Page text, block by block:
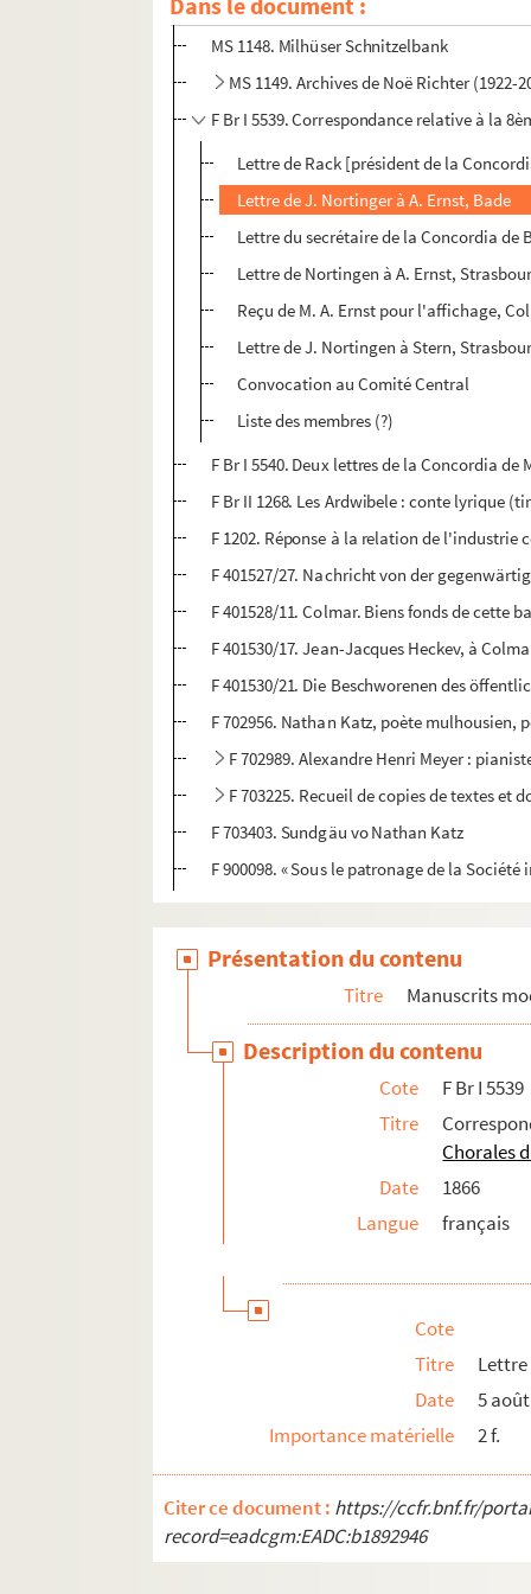
MS 1141-1147. Ida Schwartz : partitions
MS 1148. Milhüser Schnitzelbank
MS 1149. Archives de Noë Richter
F Br I 5539. Correspondance relative à la
Lettre de Rack [président de la
Lettre de J. Nortinger à A. Ernst, Bade
Lettre du secrétaire de la Concordia de
Lettre de Nortingen à A. Ernst,
Reçu de M. A. Ernst pour l'affichage,
Lettre de J. Nortingen à Stern,
Convocation au Comité Central
Liste des membres (?)
F Br I 5540. Deux lettres de la Concordia de
F Br II 1268. Les Ardwibele : conte lyrique
F 1202. Réponse à la relation de l'industrie
F 401527/27. Nachricht von der
F 401528/11. Colmar. Biens fonds de cette
F 401530/17. Jean-Jacques Heckev, à
F 401530/21. Die Beschworenen des
F 702956. Nathan Katz, poète mulhousien,
F 702989. Alexandre Henri Meyer :
F 703225. Recueil de copies de textes et
F 703403. Sundgäu vo Nathan Katz
F 900098. « Sous le patronage de la
Présentation du contenu
Titre Manuscrits
Description du contenu
Cote
F Br I 5539
Titre
Chorales
Date
1866
Langue
français
Cote
Titre
Lettre
Date
5
Importance matérielle
2 f.
Citer ce document : https://ccfr.bnf.fr/
record=eadcgm:EADC:b1892946